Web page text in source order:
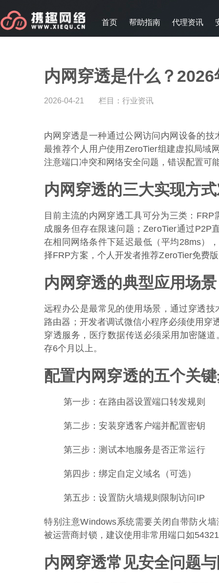
首页 帮助指南 代理资讯
内网穿透是什么？
2026-04-21 栏目： 行业资讯
内网穿透是一种通过公网访问内网设备的
最推荐个人用户使用ZeroTier组建虚拟局域
注意端口冲突和网络安全问题，错误配置可
内网穿透的三大实现方
目前主流的内网穿透工具可分为三类：
成服务但存在限速问题；ZeroTier通过P2P
在相同网络条件下延迟最低（平均28ms）
择FRP方案，个人开发者推荐ZeroTier免费
内网穿透的典型应用场景
远程办公是最常见的使用场景，通过穿透
路由器；开发者调试微信小程序必须使用穿
穿透服务，医疗数据传送必须采用加密隧
存6个月以上。
配置内网穿透的五个关
第一步：在路由器设置端口转发规则
第二步：安装穿透客户端并配置密钥
第三步：测试本地服务是否正常运行
第四步：绑定自定义域名（可选）
第五步：设置防火墙规则限制访问IP
特别注意Windows系统需要关闭自带防火
被运营商封锁，建议使用非常用端口如
内网穿透常见安全问题